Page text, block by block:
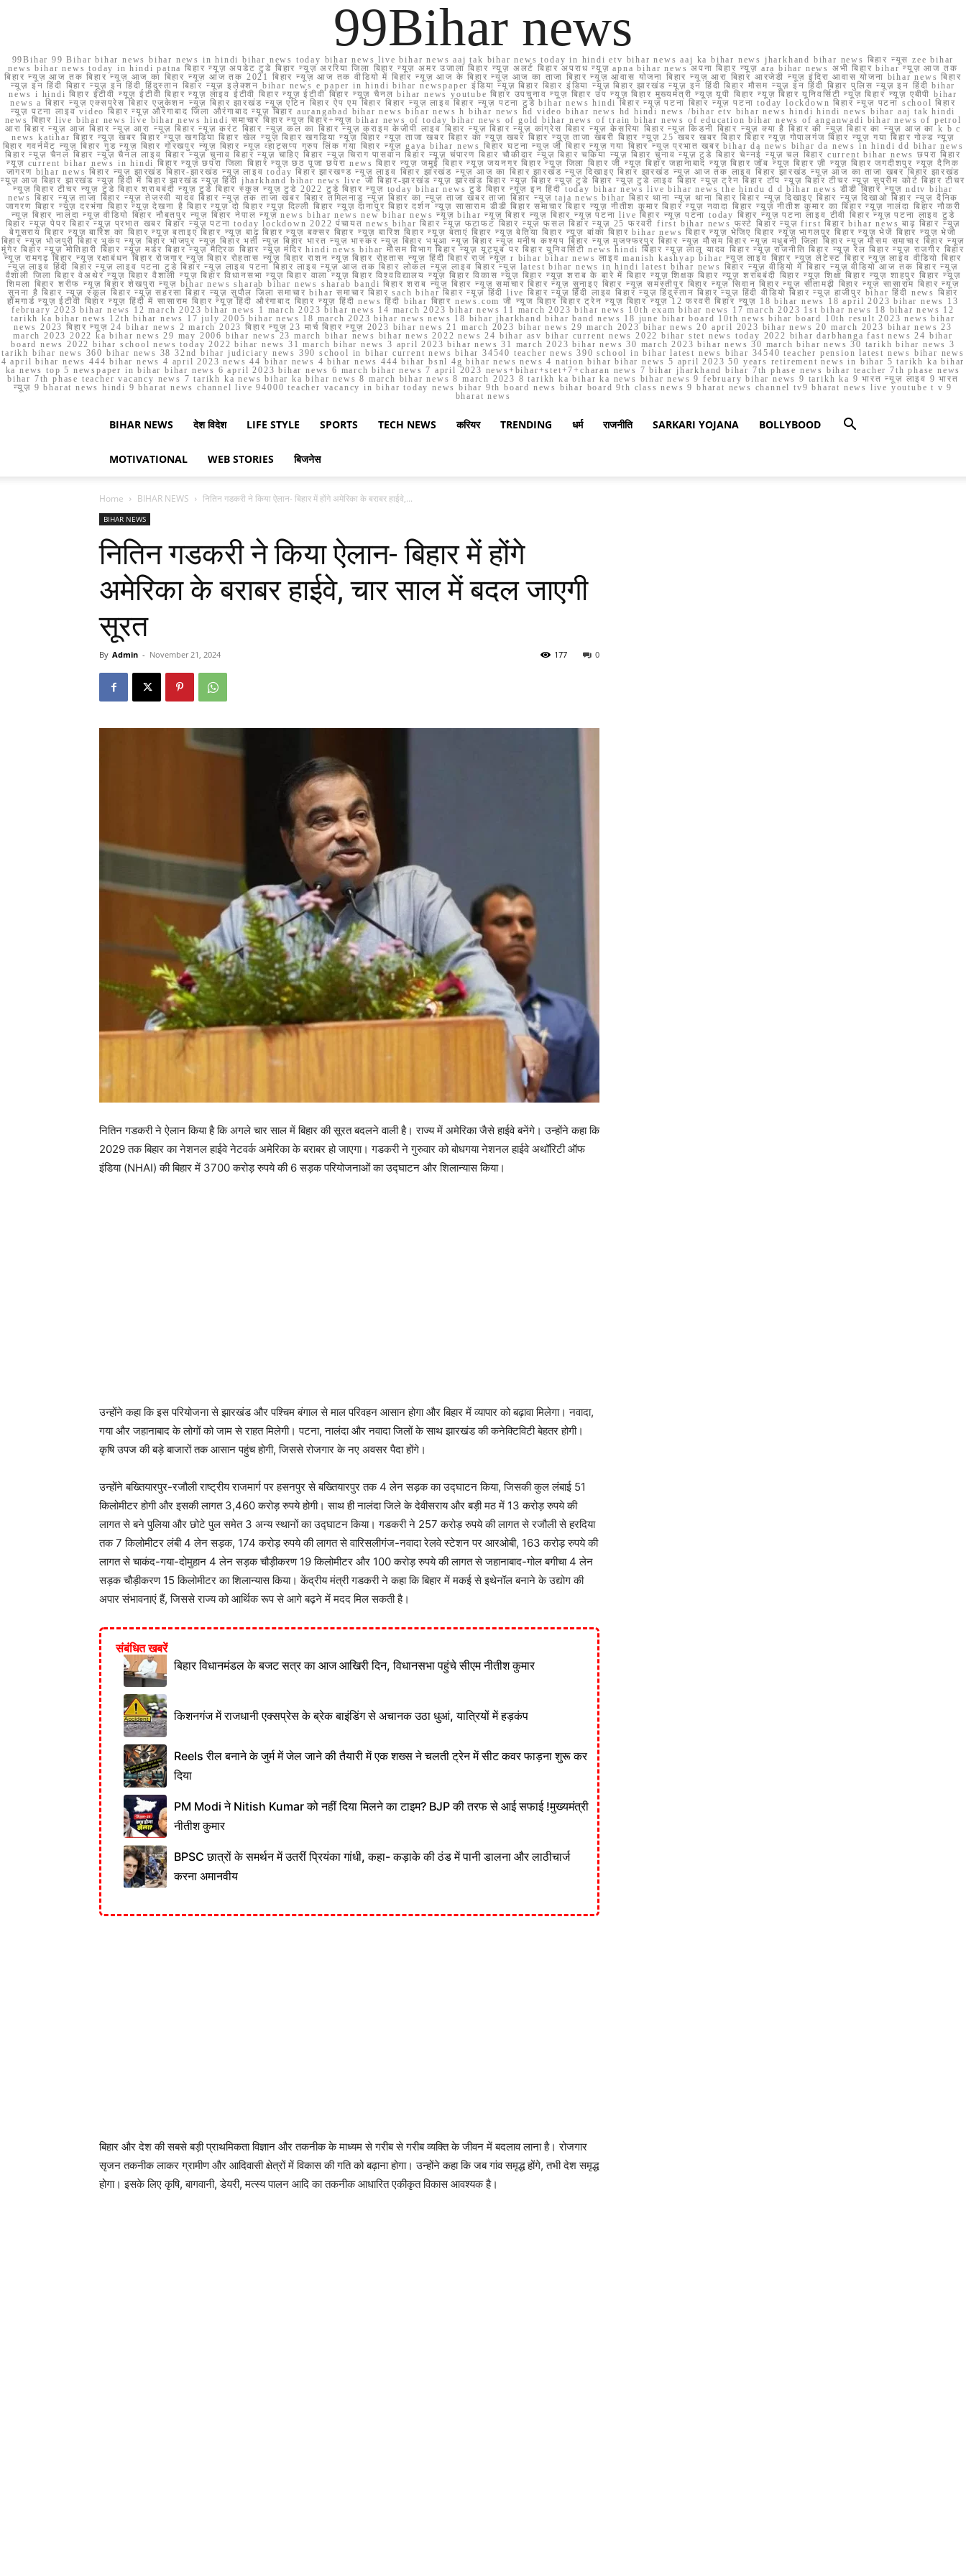
99Bihar news
99Bihar 99 Bihar bihar news bihar news in hindi bihar news today bihar news live bihar news aaj tak bihar news today in hindi etv bihar news aaj ka bihar news jharkhand bihar news बिहार न्यूस zee bihar
news bihar news today in hindi patna बिहार न्यूज़ अपडेट टुडे बिहार न्यूज़ अररिया जिला बिहार न्यूज़ अमर उजाला बिहार न्यूज़ अलर्ट बिहार अपराध न्यूज़ apna bihar news अपना बिहार न्यूज़ ara bihar news अभी बिहार bihar न्यूज़ आज तक
बिहार न्यूज़ आज तक बिहार न्यूज़ आज का बिहार न्यूज़ आज तक 2021 बिहार न्यूज़ आज तक वीडियो में बिहार न्यूज़ आज के बिहार न्यूज़ आज का ताजा बिहार न्यूज़ आवास योजना बिहार न्यूज़ आरा बिहार आरजेडी न्यूज़ इंदिरा आवास योजना bihar news बिहार
न्यूज़ इन हिंदी बिहार न्यूज़ इन हिंदी हिंदुस्तान बिहार न्यूज़ इलेक्शन bihar news e paper in hindi bihar newspaper इंडिया न्यूज़ बिहार बिहार इंडिया न्यूज़ बिहार झारखंड न्यूज़ इन हिंदी बिहार मौसम न्यूज़ इन हिंदी बिहार पुलिस न्यूज़ इन हिंदी bihar
news i hindi बिहार ईटीवी न्यूज़ ईटीवी बिहार न्यूज़ लाइव ईटीवी बिहार न्यूज़ ईटीवी बिहार न्यूज़ चैनल bihar news youtube बिहार उपचुनाव न्यूज़ बिहार उप न्यूज़ बिहार मुख्यमंत्री न्यूज़ यूपी बिहार न्यूज़ बिहार यूनिवर्सिटी न्यूज़ बिहार न्यूज़ एबीपी bihar
news a बिहार न्यूज़ एक्सप्रेस बिहार एजुकेशन न्यूज़ बिहार झारखंड न्यूज़ एटिन बिहार ऐप एम बिहार बिहार न्यूज़ लाइव बिहार न्यूज़ पटना टुडे bihar news hindi बिहार न्यूज़ पटना बिहार न्यूज़ पटना today lockdown बिहार न्यूज़ पटना school बिहार
न्यूज़ पटना लाइव video बिहार न्यूज़ औरंगाबाद जिला औरंगाबाद न्यूज़ बिहार aurangabad bihar news bihar news h bihar news hd video bihar news hd hindi news /bihar etv bihar news hindi hindi news bihar aaj tak hindi
news बिहार live bihar news live bihar news hindi समाचार बिहार न्यूज़ बिहार+न्यूज़ bihar news of today bihar news of gold bihar news of train bihar news of education bihar news of anganwadi bihar news of petrol
आरा बिहार न्यूज़ आज बिहार न्यूज़ आरा न्यूज़ बिहार न्यूज़ करंट बिहार न्यूज़ कल का बिहार न्यूज़ क्राइम केजीपी लाइव बिहार न्यूज़ बिहार न्यूज़ कांग्रेस बिहार न्यूज़ केसरिया बिहार न्यूज़ किडनी बिहार न्यूज़ क्या है बिहार की न्यूज़ बिहार का न्यूज़ आज का k b c
news katihar बिहार न्यूज़ खबर बिहार न्यूज़ खगड़िया बिहार खेल न्यूज़ बिहार खगड़िया न्यूज़ बिहार न्यूज़ ताजा खबर बिहार का न्यूज़ खबर बिहार न्यूज़ ताजा खबरी बिहार न्यूज़ 25 खबर खबर बिहार बिहार न्यूज़ गोपालगंज बिहार न्यूज़ गया बिहार गोल्ड न्यूज़
बिहार गवर्नमेंट न्यूज़ बिहार गुड न्यूज़ बिहार गोरखपुर न्यूज़ बिहार न्यूज़ व्हाट्सप्प ग्रुप लिंक गया बिहार न्यूज़ gaya bihar news बिहार घटना न्यूज़ जी बिहार न्यूज़ गया बिहार न्यूज़ प्रभात खबर bihar da news bihar da news in hindi dd bihar news
बिहार न्यूज़ चैनल बिहार न्यूज़ चैनल लाइव बिहार न्यूज़ चुनाव बिहार न्यूज़ चाहिए बिहार न्यूज़ चिराग पासवान बिहार न्यूज़ चंपारण बिहार चौकीदार न्यूज़ बिहार चकिया न्यूज़ बिहार चुनाव न्यूज़ टुडे बिहार चेन्नई न्यूज़ चल बिहार current bihar news छपरा बिहार
न्यूज़ current bihar news in hindi बिहार न्यूज़ छपरा जिला बिहार न्यूज़ छठ पूजा छपरा news बिहार न्यूज़ जमुई बिहार न्यूज़ जयनगर बिहार न्यूज़ जिला बिहार जी न्यूज़ बिहार जहानाबाद न्यूज़ बिहार जॉब न्यूज़ बिहार ज़ी न्यूज़ बिहार जगदीशपुर न्यूज़ दैनिक
जागरण bihar news बिहार न्यूज़ झारखंड बिहार-झारखंड न्यूज़ लाइव today बिहार झारखण्ड न्यूज़ लाइव बिहार झारखंड न्यूज़ आज का बिहार झारखंड न्यूज़ दिखाइए बिहार झारखंड न्यूज़ आज तक लाइव बिहार झारखंड न्यूज़ आज का ताजा खबर बिहार झारखंड
न्यूज़ आज बिहार झारखंड न्यूज़ हिंदी में बिहार झारखंड न्यूज़ हिंदी jharkhand bihar news live जी बिहार-झारखंड न्यूज़ झारखंड बिहार न्यूज़ बिहार न्यूज़ टुडे बिहार न्यूज़ टुडे लाइव बिहार न्यूज़ ट्रेन बिहार टॉप न्यूज़ बिहार टीचर न्यूज़ सुप्रीम कोर्ट बिहार टीचर
न्यूज़ बिहार टीचर न्यूज़ टुडे बिहार शराबबंदी न्यूज़ टुडे बिहार स्कूल न्यूज़ टुडे 2022 टुडे बिहार न्यूज़ today bihar news टुडे बिहार न्यूज़ इन हिंदी today bihar news live bihar news the hindu d d bihar news डीडी बिहार न्यूज़ ndtv bihar
news बिहार न्यूज़ ताजा बिहार न्यूज़ तेजस्वी यादव बिहार न्यूज़ तक ताजा खबर बिहार तमिलनाडु न्यूज़ बिहार का न्यूज़ ताजा खबर ताजा बिहार न्यूज़ taja news bihar बिहार थाना न्यूज़ थाना बिहार बिहार न्यूज़ दिखाइए बिहार न्यूज़ दिखाओ बिहार न्यूज़ दैनिक
जागरण बिहार न्यूज़ दरभंगा बिहार न्यूज़ देखना है बिहार न्यूज़ दो बिहार न्यूज़ दिल्ली बिहार न्यूज़ दानापुर बिहार दर्शन न्यूज़ सासाराम डीडी बिहार समाचार बिहार न्यूज़ नीतीश कुमार बिहार न्यूज़ नवादा बिहार न्यूज़ नीतीश कुमार का बिहार न्यूज़ नालंदा बिहार नौकरी
न्यूज़ बिहार नालंदा न्यूज़ वीडियो बिहार नौबतपुर न्यूज़ बिहार नेपाल न्यूज़ news bihar news new bihar news न्यूज़ bihar न्यूज़ बिहार न्यूज़ बिहार न्यूज़ पटना live बिहार न्यूज़ पटना today बिहार न्यूज़ पटना लाइव टीवी बिहार न्यूज़ पटना लाइव टुडे
बिहार न्यूज़ पेपर बिहार न्यूज़ प्रभात खबर बिहार न्यूज़ पटना today lockdown 2022 पंचायत news bihar बिहार न्यूज़ फटाफट बिहार न्यूज़ फसल बिहार न्यूज़ 25 फरवरी first bihar news फर्स्ट बिहार न्यूज़ first बिहार bihar news बाढ़ बिहार न्यूज़
बेगूसराय बिहार न्यूज़ बारिश का बिहार न्यूज़ बताइए बिहार न्यूज़ बाढ़ बिहार न्यूज़ बक्सर बिहार न्यूज़ बारिश बिहार न्यूज़ बताएं बिहार न्यूज़ बेतिया बिहार न्यूज़ बांका बिहार bihar news बिहार न्यूज़ भेजिए बिहार न्यूज़ भागलपुर बिहार न्यूज़ भेजें बिहार न्यूज़ भेजो
बिहार न्यूज़ भोजपुरी बिहार भूकंप न्यूज़ बिहार भोजपुर न्यूज़ बिहार भर्ती न्यूज़ बिहार भारत न्यूज़ भास्कर न्यूज़ बिहार भभुआ न्यूज़ बिहार न्यूज़ मनीष कश्यप बिहार न्यूज़ मुजफ्फरपुर बिहार न्यूज़ मौसम बिहार न्यूज़ मधुबनी जिला बिहार न्यूज़ मौसम समाचार बिहार न्यूज़
मुंगेर बिहार न्यूज़ मोतिहारी बिहार न्यूज़ मर्डर बिहार न्यूज़ मैट्रिक बिहार न्यूज़ मंदिर hindi news bihar मौसम विभाग बिहार न्यूज़ यूट्यूब पर बिहार यूनिवर्सिटी news hindi बिहार न्यूज़ लालू यादव बिहार न्यूज़ राजनीति बिहार न्यूज़ रेल बिहार न्यूज़ राजगीर बिहार
न्यूज़ रामगढ़ बिहार न्यूज़ रक्षाबंधन बिहार रोजगार न्यूज़ बिहार रोहतास न्यूज़ बिहार राशन न्यूज़ बिहार रोहतास न्यूज़ हिंदी बिहार राज न्यूज़ r bihar bihar news लाइव manish kashyap bihar न्यूज़ लाइव बिहार न्यूज़ लेटेस्ट बिहार न्यूज़ लाइव वीडियो बिहार
न्यूज़ लाइव हिंदी बिहार न्यूज़ लाइव पटना टुडे बिहार न्यूज़ लाइव पटना बिहार लाइव न्यूज़ आज तक बिहार लोकल न्यूज़ लाइव बिहार न्यूज़ latest bihar news in hindi latest bihar news बिहार न्यूज़ वीडियो में बिहार न्यूज़ वीडियो आज तक बिहार न्यूज़
वैशाली जिला बिहार वेअथेर न्यूज़ बिहार वैशाली न्यूज़ बिहार विधानसभा न्यूज़ बिहार वाला न्यूज़ बिहार विश्वविद्यालय न्यूज़ बिहार विकास न्यूज़ बिहार न्यूज़ शराब के बारे में बिहार न्यूज़ शिक्षक बिहार न्यूज़ शराबबंदी बिहार न्यूज़ शिक्षा बिहार न्यूज़ शाहपुर बिहार न्यूज़
शिमला बिहार शरीफ न्यूज़ बिहार शेखपुरा न्यूज़ bihar news sharab bihar news sharab bandi बिहार शराब न्यूज़ बिहार न्यूज़ समाचार बिहार न्यूज़ सुनाइए बिहार न्यूज़ समस्तीपुर बिहार न्यूज़ सिवान बिहार न्यूज़ सीतामढ़ी बिहार न्यूज़ सासाराम बिहार न्यूज़
सुनना है बिहार न्यूज़ स्कूल बिहार न्यूज़ सहरसा बिहार न्यूज़ सुपौल जिला समाचार bihar समाचार बिहार sach bihar बिहार न्यूज़ हिंदी live बिहार न्यूज़ हिंदी लाइव बिहार न्यूज़ हिंदुस्तान बिहार न्यूज़ हिंदी वीडियो बिहार न्यूज़ हाजीपुर bihar हिंदी news बिहार
होमगार्ड न्यूज़ ईटीवी बिहार न्यूज़ हिंदी में सासाराम बिहार न्यूज़ हिंदी औरंगाबाद बिहार न्यूज़ हिंदी news हिंदी bihar बिहार news.com जी न्यूज बिहार बिहार ट्रेन न्यूज़ बिहार न्यूज़ 12 फरवरी बिहार न्यूज़ 18 bihar news 18 april 2023 bihar news 13
february 2023 bihar news 12 march 2023 bihar news 1 march 2023 bihar news 14 march 2023 bihar news 11 march 2023 bihar news 10th exam bihar news 17 march 2023 1st bihar news 18 bihar news 12
tarikh ka bihar news 12th bihar news 17 july 2005 bihar news 18 march 2023 bihar news news 18 bihar jharkhand bihar band news 18 june bihar board 10th news bihar board 10th result 2023 news bihar
news 2023 बिहार न्यूज़ 24 bihar news 2 march 2023 बिहार न्यूज़ 23 मार्च बिहार न्यूज़ 2023 bihar news 21 march 2023 bihar news 29 march 2023 bihar news 20 april 2023 bihar news 20 march 2023 bihar news 23
march 2023 2022 ka bihar news 29 may 2006 bihar news 23 march bihar news bihar news 2022 news 24 bihar asv bihar current news 2022 bihar stet news today 2022 bihar darbhanga fast news 24 bihar
board news 2022 bihar school news today 2022 bihar news 31 march bihar news 3 april 2023 bihar news 31 march 2023 bihar news 30 march 2023 bihar news 30 march bihar news 30 tarikh bihar news 3
tarikh bihar news 360 bihar news 38 32nd bihar judiciary news 390 school in bihar current news bihar 34540 teacher news 390 school in bihar latest news bihar 34540 teacher pension latest news bihar news
4 april bihar news 444 bihar news 4 april 2023 news 44 bihar news 4 bihar news 444 bihar bsnl 4g bihar news news 4 nation bihar bihar news 5 april 2023 50 years retirement news in bihar 5 tarikh ka bihar
ka news top 5 newspaper in bihar bihar news 6 april 2023 bihar news 6 march bihar news 7 april 2023 news+bihar+stet+7+charan news 7 bihar jharkhand bihar 7th phase news bihar teacher 7th phase news
bihar 7th phase teacher vacancy news 7 tarikh ka news bihar ka bihar news 8 march bihar news 8 march 2023 8 tarikh ka bihar ka news bihar news 9 february bihar news 9 tarikh ka 9 भारत न्यूज़ लाइव 9 भारत
न्यूज़ 9 bharat news hindi 9 bharat news channel live 94000 teacher vacancy in bihar today news bihar 9th board news bihar board 9th class news 9 bharat news channel tv9 bharat news live youtube t v 9
bharat news
BIHAR NEWS देश विदेश LIFE STYLE SPORTS TECH NEWS करियर TRENDING धर्म राजनीति SARKARI YOJANA BOLLYBOOD
MOTIVATIONAL WEB STORIES बिजनेस
Home BIHAR NEWS नितिन गडकरी ने किया ऐलान- बिहार में होंगे अमेरिका के बराबर हाईवे,...
BIHAR NEWS
नितिन गडकरी ने किया ऐलान- बिहार में होंगे
अमेरिका के बराबर हाईवे, चार साल में बदल जाएगी
सूरत
By Admin - November 21, 2024 0
177
नितिन गडकरी ने ऐलान किया है कि अगले चार साल में बिहार की सूरत बदलने वाली है। राज्य में अमेरिका जैसे हाईवे बनेंगे। उन्होंने कहा कि
2029 तक बिहार का नेशनल हाईवे नेटवर्क अमेरिका के बराबर हो जाएगा। गडकरी ने गुरुवार को बोधगया नेशनल हाईवे अथॉरिटी ऑफ
इंडिया (NHAI) की बिहार में 3700 करोड़ रुपये की 6 सड़क परियोजनाओं का उद्घाटन और शिलान्यास किया।
उन्होंने कहा कि इस परियोजना से झारखंड और पश्चिम बंगाल से माल परिवहन आसान होगा और बिहार में व्यापार को बढ़ावा मिलेगा। नवादा,
गया और जहानाबाद के लोगों को जाम से राहत मिलेगी। पटना, नालंदा और नवादा जिलों के साथ झारखंड की कनेक्टिविटी बेहतर होगी।
कृषि उपज की बड़े बाजारों तक आसान पहुंच होगी, जिससे रोजगार के नए अवसर पैदा होंगे।
उन्होंने बख्तियारपुर-रजौली राष्ट्रीय राजमार्ग पर हसनपुर से बख्तियारपुर तक 4 लेन सड़क का उद्घाटन किया, जिसकी कुल लंबाई 51
किलोमीटर होगी और इसकी लागत 3,460 करोड़ रुपये होगी। साथ ही नालंदा जिले के देवीसराय और बड़ी मठ में 13 करोड़ रुपये की
लागत से बने पुलिया और छोटे पुल समेत 3 अन्य स्थानों का उद्घाटन किया। गडकरी ने 257 करोड़ रुपये की लागत से रजौली से हरदिया
तक 7 किलोमीटर लंबी 4 लेन सड़क, 174 करोड़ रुपये की लागत से वारिसलीगंज-नवादा रेलवे स्टेशन पर आरओबी, 163 करोड़ रुपये की
लागत से चाकंद-गया-दोमुहान 4 लेन सड़क चौड़ीकरण 19 किलोमीटर और 100 करोड़ रुपये की लागत से जहानाबाद-गोल बगीचा 4 लेन
सड़क चौड़ीकरण 15 किलोमीटर का शिलान्यास किया। केंद्रीय मंत्री गडकरी ने कहा कि बिहार में मकई से इथेनॉल बनाने के उद्योग की
अपार संभावनाएं हैं, जिससे राज्य को आर्थिक रूप से आगे बढ़ने में मदद मिल सकती है।
संबंधित खबरें
बिहार विधानमंडल के बजट सत्र का आज आखिरी दिन, विधानसभा पहुंचे सीएम नीतीश कुमार
किशनगंज में राजधानी एक्सप्रेस के ब्रेक बाइंडिंग से अचानक उठा धुआं, यात्रियों में हड़कंप
Reels रील बनाने के जुर्म में जेल जाने की तैयारी में एक शख्स ने चलती ट्रेन में सीट कवर फाड़ना शुरू कर
दिया
PM Modi ने Nitish Kumar को नहीं दिया मिलने का टाइम? BJP की तरफ से आई सफाई !मुख्यमंत्री
नीतीश कुमार
BPSC छात्रों के समर्थन में उतरीं प्रियंका गांधी, कहा- कड़ाके की ठंड में पानी डालना और लाठीचार्ज
करना अमानवीय
बिहार और देश की सबसे बड़ी प्राथमिकता विज्ञान और तकनीक के माध्यम से गरीब से गरीब व्यक्ति के जीवन में बदलाव लाना है। रोजगार
सृजन तकनीक लाकर ग्रामीण और आदिवासी क्षेत्रों में विकास की गति को बढ़ाना होगा। उन्होंने कहा कि जब गांव समृद्ध होंगे, तभी देश समृद्ध
होगा। इसके लिए कृषि, बागवानी, डेयरी, मत्स्य पालन आदि का तकनीक आधारित एकीकृत विकास आवश्यक है।